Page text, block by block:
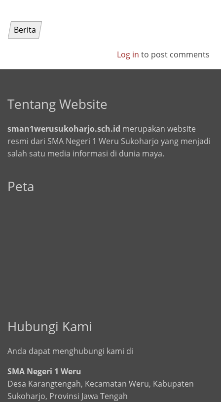
Berita
Log in to post comments
Tentang Website
sman1werusukoharjo.sch.id merupakan website
resmi dari SMA Negeri 1 Weru Sukoharjo yang menjadi
salah satu media informasi di dunia maya.
Peta
Hubungi Kami
Anda dapat menghubungi kami di
SMA Negeri 1 Weru
Desa Karangtengah, Kecamatan Weru, Kabupaten
Sukoharjo, Provinsi Jawa Tengah